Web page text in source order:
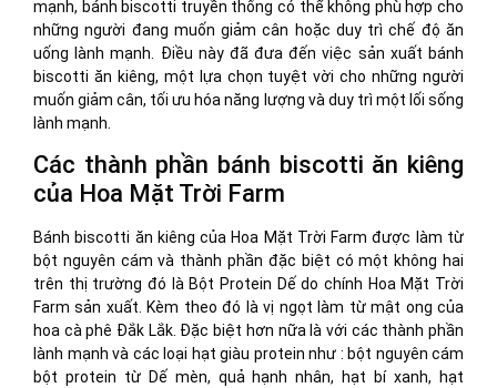
mạnh, bánh biscotti truyền thống có thể không phù hợp cho
những người đang muốn giảm cân hoặc duy trì chế độ ăn
uống lành mạnh. Điều này đã đưa đến việc sản xuất bánh
biscotti ăn kiêng, một lựa chọn tuyệt vời cho những người
muốn giảm cân, tối ưu hóa năng lượng và duy trì một lối sống
lành mạnh.
Các thành phần bánh biscotti ăn kiêng
của Hoa Mặt Trời Farm
Bánh biscotti ăn kiêng của Hoa Mặt Trời Farm được làm từ
bột nguyên cám và thành phần đặc biệt có một không hai
trên thị trường đó là Bột Protein Dế do chính Hoa Mặt Trời
Farm sản xuất. Kèm theo đó là vị ngọt làm từ mật ong của
hoa cà phê Đắk Lắk. Đặc biệt hơn nữa là với các thành phần
lành mạnh và các loại hạt giàu protein như : bột nguyên cám
bột protein từ Dế mèn, quả hạnh nhân, hạt bí xanh, hạt